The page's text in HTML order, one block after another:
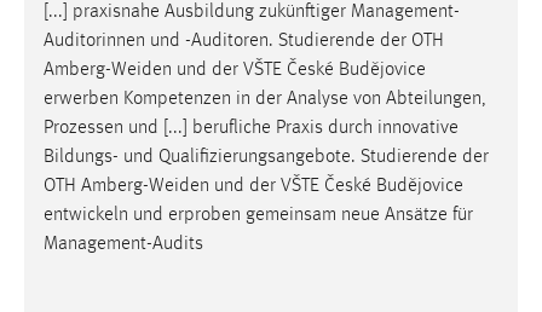
[...] praxisnahe Ausbildung zukünftiger Management-
Auditorinnen und -Auditoren. Studierende der OTH
Amberg-Weiden und der VŠTE České Budějovice
erwerben Kompetenzen in der Analyse von Abteilungen,
Prozessen und [...] berufliche Praxis durch innovative
Bildungs- und Qualifizierungsangebote. Studierende der
OTH Amberg-Weiden und der VŠTE České Budějovice
entwickeln und erproben gemeinsam neue Ansätze für
Management-Audits